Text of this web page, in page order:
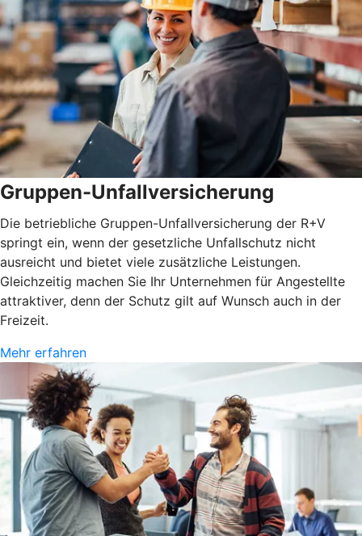
Gruppen-Unfallversicherung
Die betriebliche Gruppen-Unfallversicherung der R+V
springt ein, wenn der gesetzliche Unfallschutz nicht
ausreicht und bietet viele zusätzliche Leistungen.
Gleichzeitig machen Sie Ihr Unternehmen für Angestellte
attraktiver, denn der Schutz gilt auf Wunsch auch in der
Freizeit.
Mehr erfahren